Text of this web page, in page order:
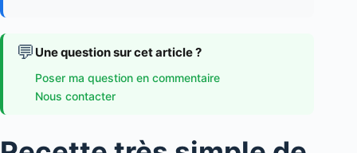
💬 Une question sur cet article ?
Poser ma question en commentaire
Nous contacter